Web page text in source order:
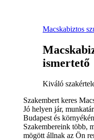
Macskabiztos
ismertető
Kiváló
Szakembert keres
Jó helyen jár,
Budapest és
Szakembereink több,
mögött állnak az Ön